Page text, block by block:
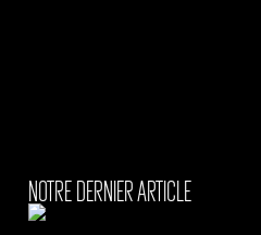
NOTRE DERNIER ARTICLE